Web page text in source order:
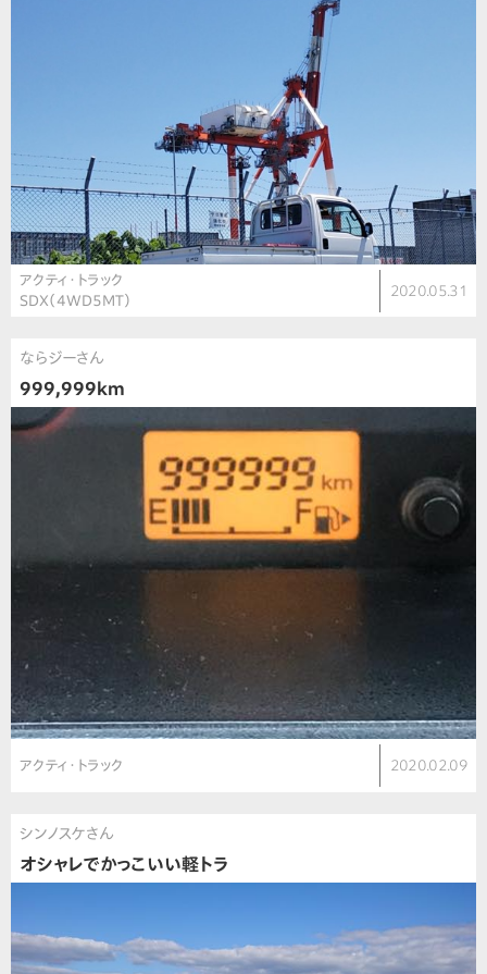
アクティ・トラック
SDX（4WD5MT）
2020.05.31
ならジーさん
999,999km
アクティ・トラック 2020.02.09
シンノスケさん
オシャレでかっこいい軽トラ